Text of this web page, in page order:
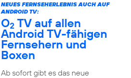
NEUES FERNSEHERLEBNIS AUCH AUF
ANDROID TV:
O2 TV auf allen
Android TV-fähigen
Fernsehern und
Boxen
Ab sofort gibt es das neue